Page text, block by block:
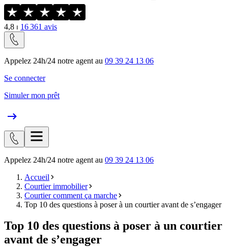
4,8 ⏐ 16 361 avis
Appelez 24h/24 notre agent au 09 39 24 13 06
Se connecter
Simuler mon prêt
Appelez 24h/24 notre agent au 09 39 24 13 06
Accueil
Courtier immobilier
Courtier comment ça marche
Top 10 des questions à poser à un courtier avant de s’engager
Top 10 des questions à poser à un courtier
avant de s’engager